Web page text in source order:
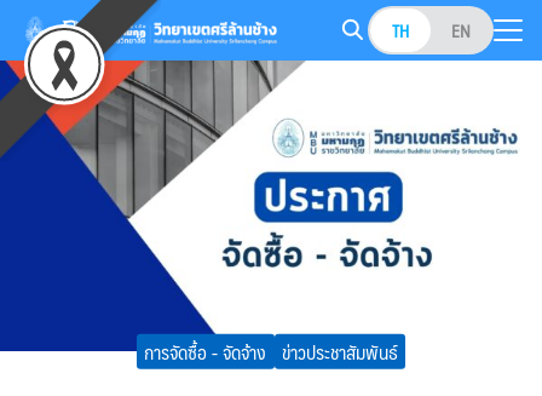
Skip
content
TH EN
Search
for:
การจัดซื้อ - จัดจ้าง ข่าวประชาสัมพันธ์